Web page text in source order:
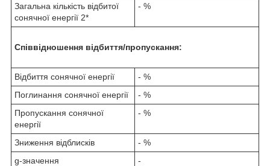
Загальна кількість відбитої
сонячної енергії 2*
- %
Співвідношення відбиття/пропускання:
Відбиття сонячної енергії
- %
Поглинання сонячної енергії
- %
Пропускання сонячної
енергії
- %
Зниження відблисків
- %
g-значення
-